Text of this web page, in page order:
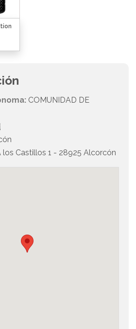
COMUNIDAD DE
los Castillos 1 - 28925 Alcorcón